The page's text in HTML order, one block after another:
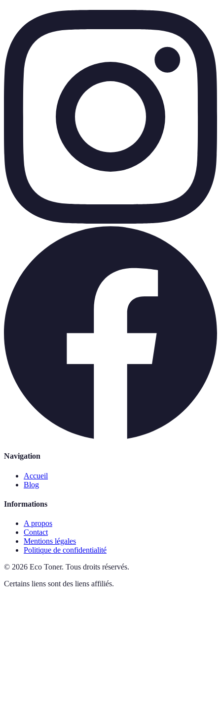
Navigation
Accueil
Blog
Informations
A propos
Contact
Mentions légales
Politique de confidentialité
© 2026 Eco Toner. Tous droits réservés.
Certains liens sont des liens affiliés.